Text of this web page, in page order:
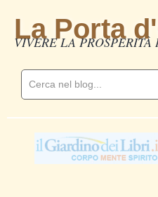
La Porta
VIVERE LA